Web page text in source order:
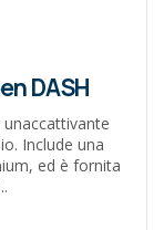
DASH
Include una
ed è fornita